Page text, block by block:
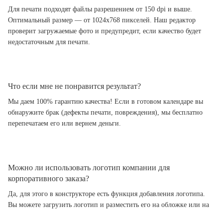
Для печати подходят файлы разрешением от 150 dpi и выше.
Оптимальный размер — от 1024x768 пикселей. Наш редактор
проверит загружаемые фото и предупредит, если качество будет
недостаточным для печати.
Что если мне не понравится результат?
Мы даем 100% гарантию качества! Если в готовом календаре вы
обнаружите брак (дефекты печати, повреждения), мы бесплатно
перепечатаем его или вернем деньги.
Можно ли использовать логотип компании для
корпоративного заказа?
Да, для этого в конструкторе есть функция добавления логотипа.
Вы можете загрузить логотип и разместить его на обложке или на